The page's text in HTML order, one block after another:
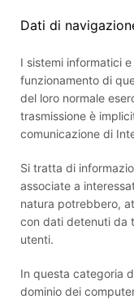
Dati di
I sistemi informatici
funzionamento di
del loro normale
trasmissione è
comunicazione di
Si tratta di
associate a
natura potrebbero,
con dati detenuti da
utenti.
In questa categoria
dominio dei